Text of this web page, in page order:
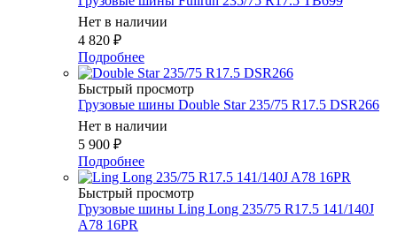
Нет в наличии
4 820 ₽
Подробнее
Быстрый просмотр
Грузовые шины Double Star 235/75 R17.5 DSR266
Нет в наличии
5 900 ₽
Подробнее
Быстрый просмотр
Грузовые шины Ling Long 235/75 R17.5 141/140J
A78 16PR